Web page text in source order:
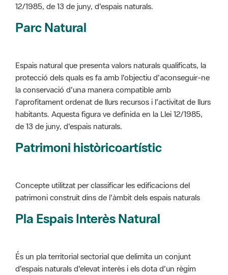
Espais natural que presenta valors naturals qualificats, la
l'aprofitament ordenat de llurs recursos i l'activitat de llurs
habitants. Aquesta figura ve definida en la Llei 12/1985,
de 13 de juny, d'espais naturals.
Patrimoni històricoartístic
Concepte utilitzat per classificar les edificacions del
Pla Espais Interès Natural
És un pla territorial sectorial que delimita un conjunt
món rural assegurant el menteniment i millora de les
activitats tradicionasl compatibles o necessàries per al